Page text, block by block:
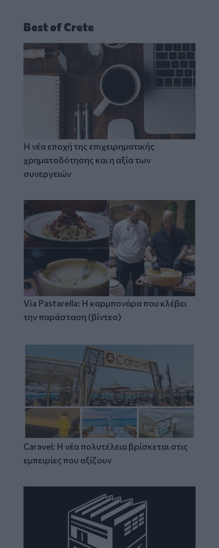
Best of Crete
Η νέα εποχή της επιχειρηματικής
χρηματοδότησης και η αξία των
συνεργειών
Via Pastarella: Η καρμπονάρα που κλέβει
την παράσταση (βίντεο)
Caravel: Η νέα πολυτέλεια βρίσκεται στις
εμπειρίες που αξίζουν